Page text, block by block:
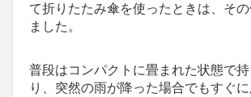
て折りたたみ傘を使ったときは、そ
ました。
普段はコンパクトに畳まれた状態で
り、突然の雨が降った場合でもすぐ